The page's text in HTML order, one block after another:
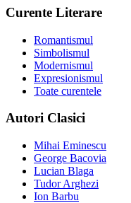
Curente Literare
Romantismul
Simbolismul
Modernismul
Expresionismul
Toate curentele
Autori Clasici
Mihai Eminescu
George Bacovia
Lucian Blaga
Tudor Arghezi
Ion Barbu